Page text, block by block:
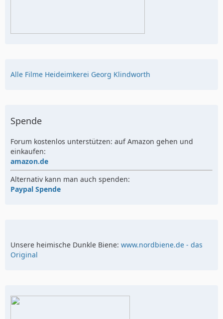
Alle Filme Heideimkerei Georg Klindworth
Spende
Forum kostenlos unterstützen: auf Amazon gehen und
einkaufen:
amazon.de
Alternativ kann man auch spenden:
Paypal Spende
Unsere heimische Dunkle Biene: www.nordbiene.de - das
Original